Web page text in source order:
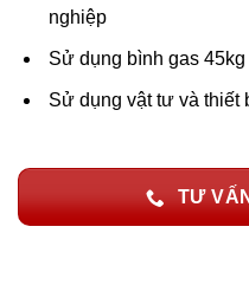
nghiệp
Sử dụng bình gas
Sử dụng vật tư và thiết
TƯ